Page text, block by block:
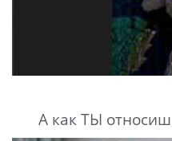
А как ТЫ